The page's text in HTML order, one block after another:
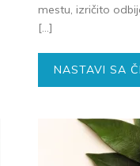
mestu, izričito
[…]
NASTAVI SA